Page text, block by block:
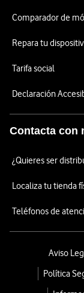
Comparador de
Repara tu
Tarifa social
Declaración
Contacta con
¿Quieres ser
Localiza tu tienda
Teléfonos de
Aviso
Política